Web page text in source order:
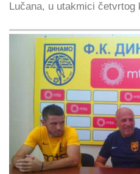
Lučana, u utakmici četvrtog